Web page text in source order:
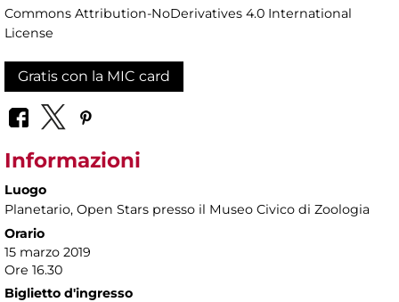
Commons Attribution-NoDerivatives 4.0 International
License
Gratis con la MIC card
Informazioni
Luogo
Planetario, Open Stars presso il Museo Civico di Zoologia
Orario
15 marzo 2019
Ore 16.30
Biglietto d'ingresso